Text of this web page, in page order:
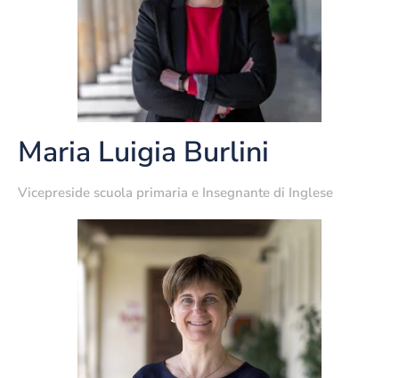
Maria Luigia Burlini
Vicepreside scuola primaria e Insegnante di Inglese